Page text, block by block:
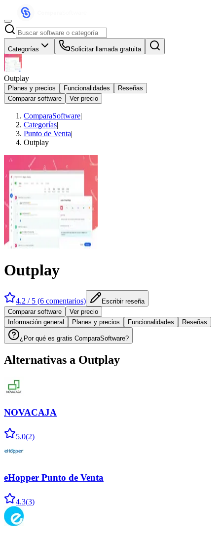
Categorías Solicitar llamada gratuita
Outplay
Planes y precios Funcionalidades
Reseñas
Comparar software
Ver precio
ComparaSoftware|
Categorías|
Punto de Venta|
Outplay
Outplay
4.2 / 5 (6 comentarios)
Escribir reseña
Comparar software
Ver precio
Información general
Planes y precios Funcionalidades Reseñas
¿Por qué es gratis ComparaSoftware?
Alternativas a Outplay
NOVACAJA
5.0(2)
eHopper Punto de Venta
4.3(3)